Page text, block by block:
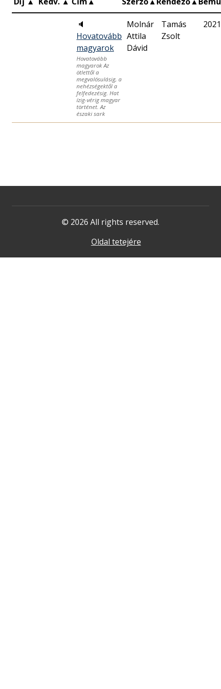
🔈
Hovatovább
magyarok
Hovatovább
magyarok Az
ötlettől a
megvalósulásig, a
nehézségektől a
felfedezésig. Hat
ízig-vérig magyar
történet. Az
északi sark
Molnár
Attila
Dávid
Tamás
Zsolt
© 2026 All rights reserved.
Oldal tetejére